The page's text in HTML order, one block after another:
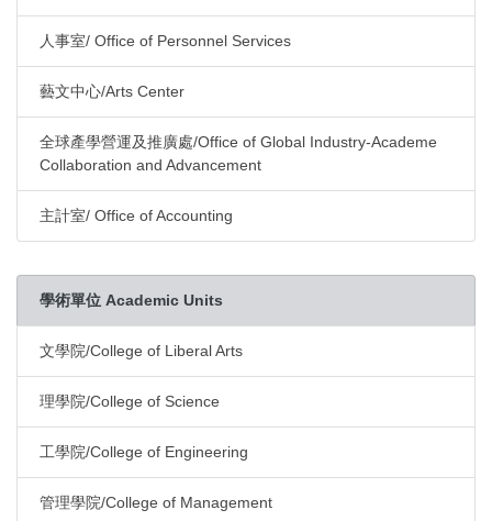
人事室/ Office of Personnel Services
藝文中心/Arts Center
全球產學營運及推廣處/Office of Global Industry-Academe
Collaboration and Advancement
主計室/ Office of Accounting
學術單位 Academic Units
文學院/College of Liberal Arts
理學院/College of Science
工學院/College of Engineering
管理學院/College of Management